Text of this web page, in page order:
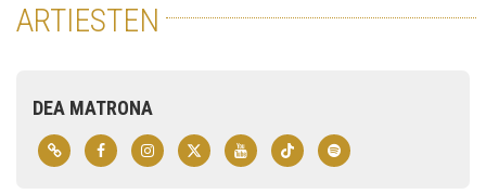
ARTIESTEN
DEA MATRONA